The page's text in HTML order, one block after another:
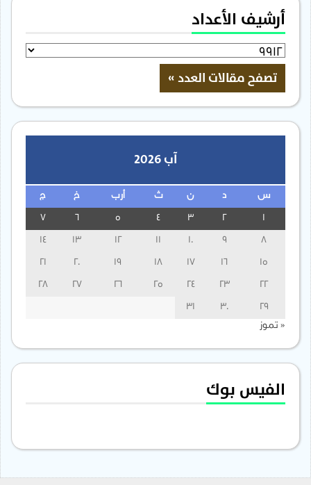
أرشيف الأعداد
آب 2026
س ن ث أرب خ ج
3
13
14
15
16
17
18
19
20
21
22
23
24
25
26
27
28
29
30
31
« تموز
الفيس بوك